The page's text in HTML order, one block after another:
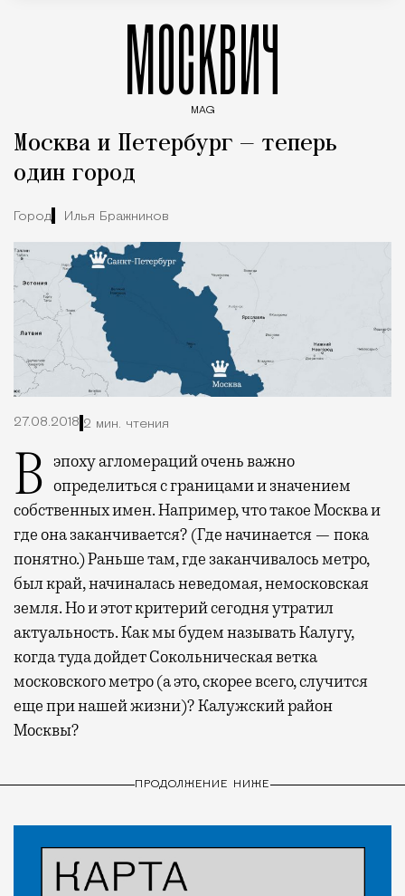
МОСКВИЧ
MAG
Москва и Петербург — теперь
один город
Город Илья Бражников
27.08.2018 2 мин. чтения
В эпоху агломераций очень важно определиться с границами и значением
собственных имен. Например, что такое Москва и
где она заканчивается? (Где начинается — пока
понятно.) Раньше там, где заканчивалось метро,
был край, начиналась неведомая, немосковская
земля. Но и этот критерий сегодня утратил
актуальность. Как мы будем называть Калугу,
когда туда дойдет Сокольническая ветка
московского метро (а это, скорее всего, случится
еще при нашей жизни)? Калужский район
Москвы?
ПРОДОЛЖЕНИЕ НИЖЕ